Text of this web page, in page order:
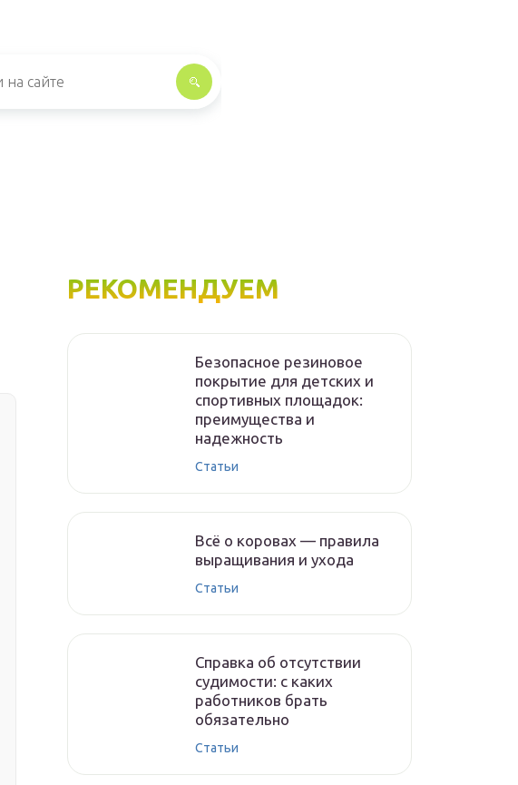
РЕКОМЕНДУЕМ
Безопасное резиновое
покрытие для детских и
спортивных площадок:
преимущества и
надежность
Статьи
Всё о коровах — правила
выращивания и ухода
Статьи
Справка об отсутствии
судимости: с каких
работников брать
обязательно
Статьи